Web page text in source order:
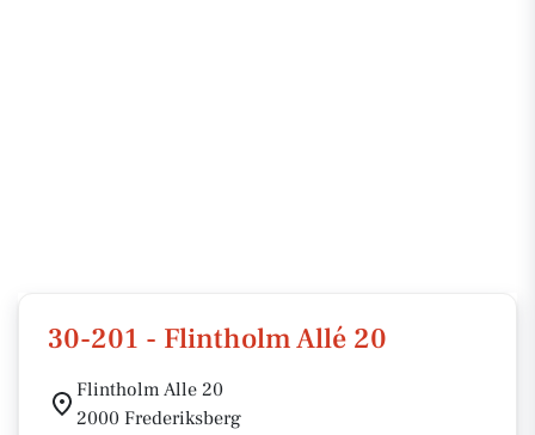
30-201 - Flintholm Allé 20
Flintholm Alle 20
2000 Frederiksberg